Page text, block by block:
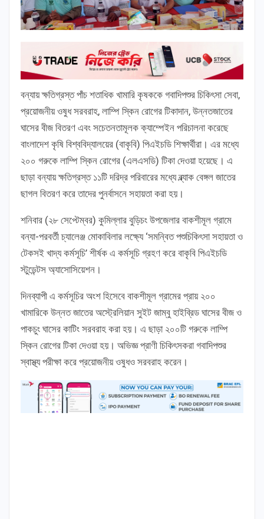
বন্যায় ক্ষতিগ্রস্ত পাঁচ শতাধিক খামারি কৃষককে গবাদিপশুর চিকিৎসা সেবা,
প্রয়োজনীয় ওষুধ সরবরাহ, লাম্পি স্কিন রোগের টিকাদান, উন্নতজাতের
ঘাসের বীজ বিতরণ এবং সচেতনতামূলক ক্যাম্পেইন পরিচালনা করেছে
বাংলাদেশ কৃষি বিশ্ববিদ্যালয়ের (বাকৃবি) পিএইচডি শিক্ষার্থীরা। এর মধ্যে
২০০ গরুকে লাম্পি স্কিন রোগের (এলএসডি) টিকা দেওয়া হয়েছে। এ
ছাড়া বন্যায় ক্ষতিগ্রস্ত ১১টি দরিদ্র পরিবারের মধ্যে ব্ল্যাক বেঙ্গল জাতের
ছাগল বিতরণ করে তাদের পুনর্বাসনে সহায়তা করা হয়।
শনিবার (২৮ সেপ্টেম্বর) কুমিল্লার বুড়িচং উপজেলার বাকশীমূল গ্রামে
বন্যা-পরবর্তী চ্যালেঞ্জ মোকাবিলার লক্ষ্যে ‘সমন্বিত পশুচিকিৎসা সহায়তা ও
টেকসই খাদ্য কর্মসূচি’ শীর্ষক এ কর্মসূচি গ্রহণ করে বাকৃবি পিএইচডি
স্টুডেন্টস অ্যাসোসিয়েশন।
দিনব্যাপী এ কর্মসূচির অংশ হিসেবে বাকশীমূল গ্রামের প্রায় ২০০
খামারিকে উন্নত জাতের অস্ট্রেলিয়ান সুইট জাম্বু হাইব্রিড ঘাসের বীজ ও
পাকচুং ঘাসের কাটিং সরবরাহ করা হয়। এ ছাড়া ২০০টি গরুকে লাম্পি
স্কিন রোগের টিকা দেওয়া হয়। অভিজ্ঞ প্রাণী চিকিৎসকরা গবাদিপশুর
স্বাস্থ্য পরীক্ষা করে প্রয়োজনীয় ওষুধও সরবরাহ করেন।